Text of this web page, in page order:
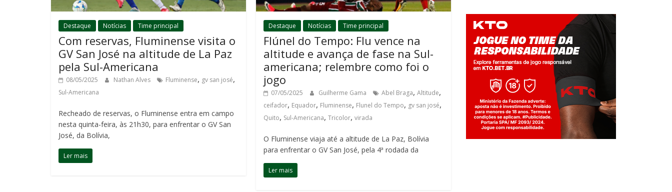
Destaque Notícias Time principal
Com reservas, Fluminense visita o
GV San José na altitude de La Paz
pela Sul-Americana
08/05/2025 Nathan Alves Fluminense, gv san josé,
Sul-Americana
Recheado de reservas, o Fluminense entra em campo
nesta quinta-feira, às 21h30, para enfrentar o GV San
José, da Bolívia,
Ler mais
Destaque Notícias Time principal
Flúnel do Tempo: Flu vence na
altitude e avança de fase na Sul-
americana; relembre como foi o
jogo
07/05/2025 Guilherme Gama Abel Braga,Altitude,
ceifador, Equador, Fluminense, Flunel do Tempo, gv san josé,
Quito, Sul-Americana,Tricolor,virada
O Fluminense viaja até a altitude de La Paz, Bolívia
para enfrentar o GV San José, pela 4ª rodada da
Ler mais
Jogue com responsabilidade. 18+